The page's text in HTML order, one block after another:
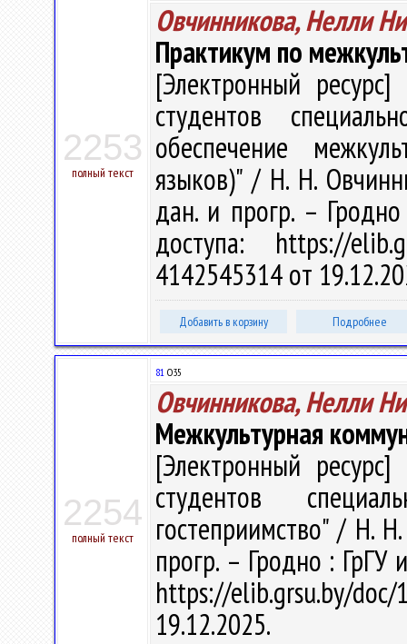
2253
полный текст
Овчинникова, Нелли
Практикум по
[Электронный
студентов
обеспечение
языков)" / Н. Н.
дан. и прогр. –
доступа: https://
4142545314 от
Добавить в корзину Подробнее
2254
полный текст
81 О35
Овчинникова, Нелли
Межкультурная
[Электронный
студентов
гостеприимство" / Н.
прогр. – Гродно :
https://elib.grsu.by/
19.12.2025.